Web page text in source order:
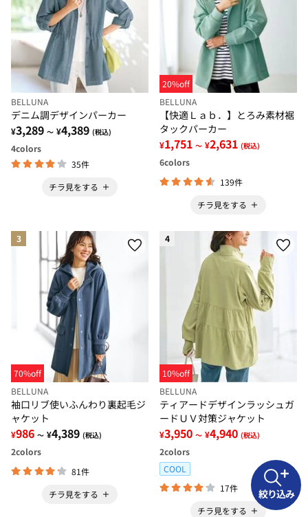
BELLUNA
デニム調デザインパーカー
¥3,289 ～ ¥4,389 (税込)
4colors
35件
チラ見をする
20%off
BELLUNA
【快適Ｌａｂ．】とろみ素材裾
タックパーカー
¥1,751 ～ ¥2,631 (税込)
6colors
139件
チラ見をする
3
70%off
BELLUNA
袖口リブ使いふんわり裏起毛ジ
ャケット
¥986 ～ ¥4,389 (税込)
2colors
81件
チラ見をする
4
10%off
BELLUNA
ティアードデザインラッシュガ
ードＵＶ対策ジャケット
¥3,950 ～ ¥4,940 (税込)
2colors
COOL
17件
チラ見をする
絞り込み